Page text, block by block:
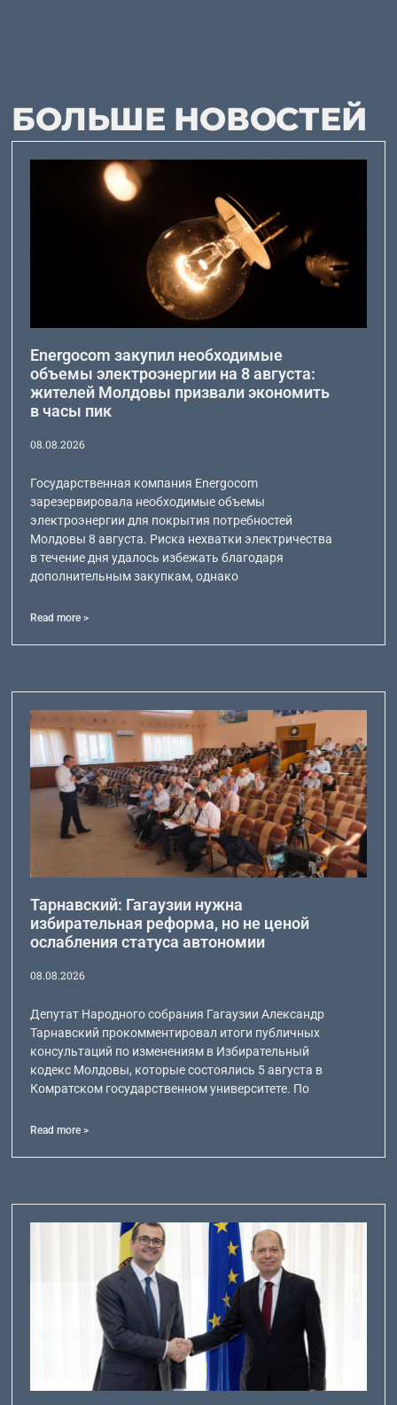
БОЛЬШЕ НОВОСТЕЙ
Energocom закупил необходимые
объемы электроэнергии на 8 августа:
жителей Молдовы призвали экономить
в часы пик
08.08.2026
Государственная компания Energocom
зарезервировала необходимые объемы
электроэнергии для покрытия потребностей
Молдовы 8 августа. Риска нехватки электричества
в течение дня удалось избежать благодаря
дополнительным закупкам, однако
Read more >
Тарнавский: Гагаузии нужна
избирательная реформа, но не ценой
ослабления статуса автономии
08.08.2026
Депутат Народного собрания Гагаузии Александр
Тарнавский прокомментировал итоги публичных
консультаций по изменениям в Избирательный
кодекс Молдовы, которые состоялись 5 августа в
Комратском государственном университете. По
Read more >